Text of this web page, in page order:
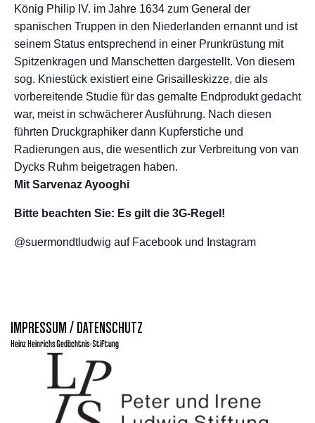
König Philip IV. im Jahre 1634 zum General der
spanischen Truppen in den Niederlanden ernannt und ist
seinem Status entsprechend in einer Prunkrüstung mit
Spitzenkragen und Manschetten dargestellt. Von diesem
sog. Kniestück existiert eine Grisailleskizze, die als
vorbereitende Studie für das gemalte Endprodukt gedacht
war, meist in schwächerer Ausführung. Nach diesen
führten Druckgraphiker dann Kupferstiche und
Radierungen aus, die wesentlich zur Verbreitung von van
Dycks Ruhm beigetragen haben.
Mit Sarvenaz Ayooghi
Bitte beachten Sie: Es gilt die 3G-Regel!
@suermondtludwig auf Facebook und Instagram
IMPRESSUM / DATENSCHUTZ
Heinz Heinrichs Gedächtnis-Stiftung